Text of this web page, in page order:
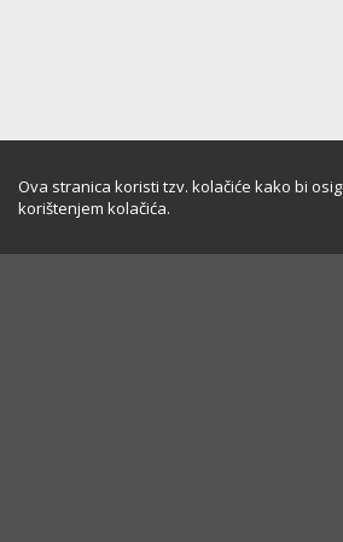
Ova stranica koristi tzv. kolačiće kako bi
korištenjem kolačića.